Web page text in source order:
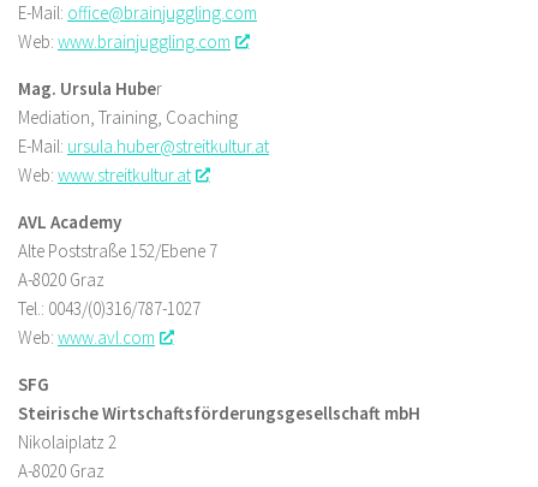
E-Mail: office@brainjuggling.com
Web: www.brainjuggling.com
Mag. Ursula Huber
Mediation, Training, Coaching
E-Mail: ursula.huber@streitkultur.at
Web: www.streitkultur.at
AVL Academy
Alte Poststraße 152/Ebene 7
A-8020 Graz
Tel.: 0043/(0)316/787-1027
Web: www.avl.com
SFG
Steirische Wirtschaftsförderungsgesellschaft mbH
Nikolaiplatz 2
A-8020 Graz